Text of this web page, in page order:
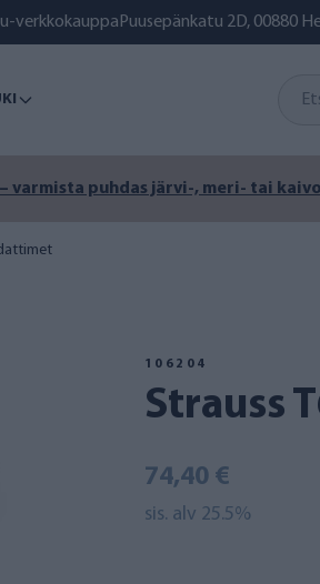
verkkokauppa Puusepänkatu 2D, 00880
varmista puhdas järvi-, meri- tai
106204
Strauss
74,40 €
sis. alv 25.5%